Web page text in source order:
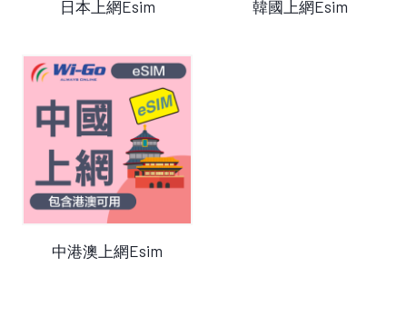
日本上網Esim 韓國上網Esim
查看產品
中港澳上網Esim